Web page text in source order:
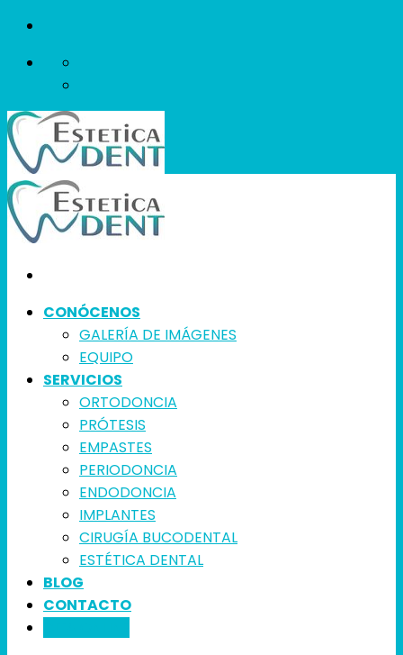
Skip
content
CONÓCENOS
GALERÍA DE IMÁGENES
EQUIPO
SERVICIOS
ORTODONCIA
PRÓTESIS
EMPASTES
PERIODONCIA
ENDODONCIA
IMPLANTES
CIRUGÍA BUCODENTAL
ESTÉTICA DENTAL
BLOG
CONTACTO